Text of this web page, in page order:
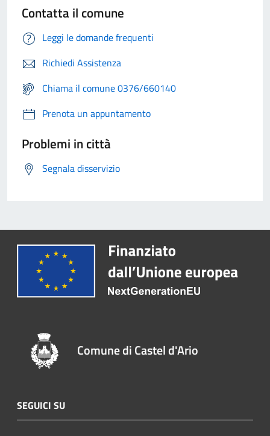
Contatta il comune
Leggi le domande frequenti
Richiedi Assistenza
Chiama il comune 0376/660140
Prenota un appuntamento
Problemi in città
Segnala disservizio
Comune di Castel d'Ario
SEGUICI SU